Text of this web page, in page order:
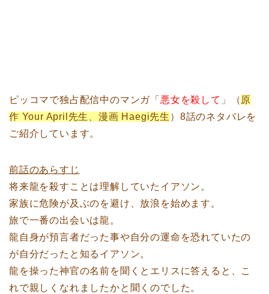
ピッコマで独占配信中のマンガ「 悪女を殺して 」（ 原
作 Your April先生、漫画 Haegi先生 ）8話のネタバレを
ご紹介しています。
前話のあらすじ
将来龍を殺すことは理解していたイアソン。
家族に危険が及ぶのを避け、放浪を始めます。
旅で一番の出会いは龍。
龍自身が預言者だった事や自分の運命を恐れていたの
が自分だったと知るイアソン。
龍を操った神官の名前を聞くとエリスに答えると、こ
れで親しくなれましたかと聞くのでした。